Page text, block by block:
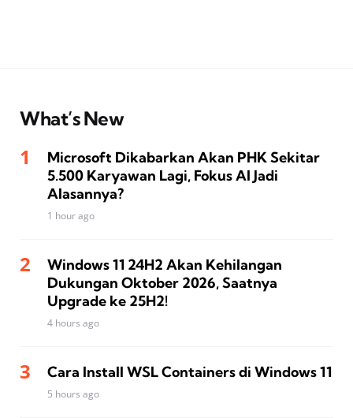
What’s New
Microsoft Dikabarkan Akan PHK Sekitar
5.500 Karyawan Lagi, Fokus AI Jadi
Alasannya?
1 hour ago
Windows 11 24H2 Akan Kehilangan
Dukungan Oktober 2026, Saatnya
Upgrade ke 25H2!
4 hours ago
Cara Install WSL Containers di Windows 11
5 hours ago